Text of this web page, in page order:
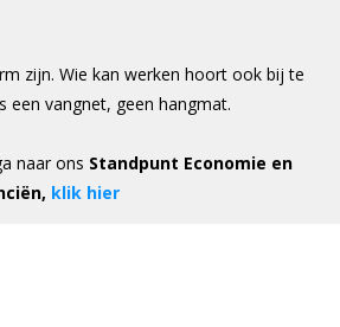
zijn. Wie kan werken hoort ook bij te
een vangnet, geen hangmat.
naar ons Standpunt Economie en
klik hier